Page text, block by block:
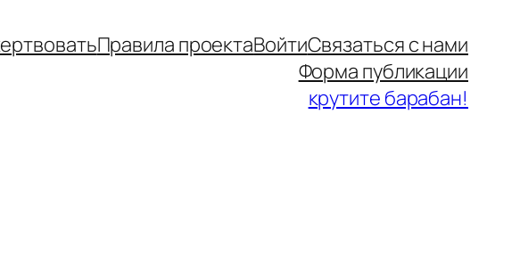
Правила проектаВойтиСвязаться с нами
Форма публикации
крутите барабан!